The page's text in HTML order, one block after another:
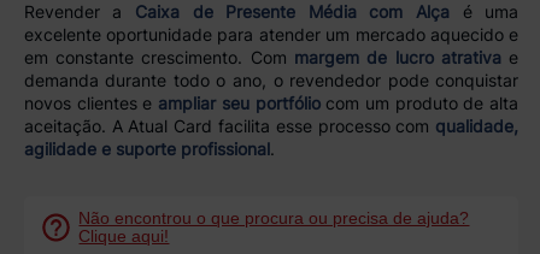
Revender a Caixa de Presente Média com Alçaé uma
excelente oportunidade para atender um mercado aquecido e
em constante crescimento. Com margem de lucro atrativae
demanda durante todo o ano, o revendedor pode conquistar
novos clientes e ampliar seu portfóliocom um produto de alta
aceitação. A Atual Card facilita esse processo com qualidade,
agilidade e suporte profissional.
Não encontrou o que procura ou precisa de ajuda?
Clique aqui!